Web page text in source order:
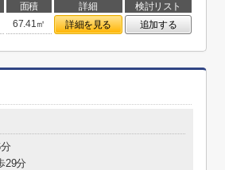
面積 詳細
検討リスト
67.41㎡ 詳細を見る 追加する
29分